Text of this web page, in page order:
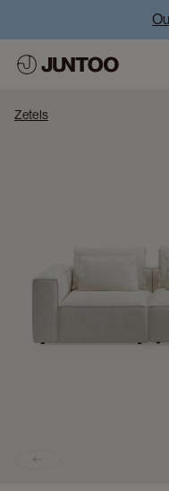
Zetels